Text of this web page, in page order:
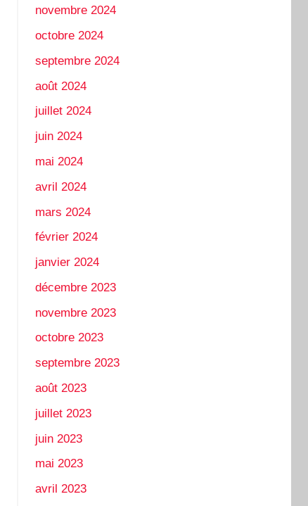
novembre 2024
octobre 2024
septembre 2024
août 2024
juillet 2024
juin 2024
mai 2024
avril 2024
mars 2024
février 2024
janvier 2024
décembre 2023
novembre 2023
octobre 2023
septembre 2023
août 2023
juillet 2023
juin 2023
mai 2023
avril 2023